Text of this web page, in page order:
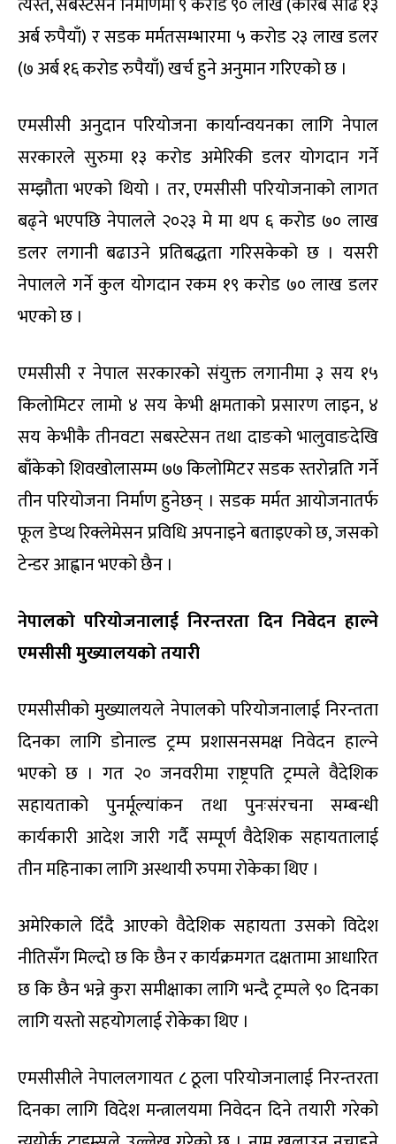
अर्ब रुपैयाँ) र सडक मर्मतसम्भारमा ५ करोड २३ लाख डलर
(७ अर्ब १६ करोड रुपैयाँ) खर्च हुने अनुमान गरिएको छ ।
एमसीसी अनुदान परियोजना कार्यान्वयनका लागि नेपाल
सरकारले सुरुमा १३ करोड अमेरिकी डलर योगदान गर्ने
सम्झौता भएको थियो । तर, एमसीसी परियोजनाको लागत
बढ्ने भएपछि नेपालले २०२३ मे मा थप ६ करोड ७० लाख
डलर लगानी बढाउने प्रतिबद्धता गरिसकेको छ । यसरी
नेपालले गर्ने कुल योगदान रकम १९ करोड ७० लाख डलर
भएको छ ।
एमसीसी र नेपाल सरकारको संयुक्त लगानीमा ३ सय १५
किलोमिटर लामो ४ सय केभी क्षमताको प्रसारण लाइन, ४
सय केभीकै तीनवटा सबस्टेसन तथा दाङको भालुवाङदेखि
बाँकेको शिवखोलासम्म ७७ किलोमिटर सडक स्तरोन्नति गर्ने
तीन परियोजना निर्माण हुनेछन् । सडक मर्मत आयोजनातर्फ
फूल डेप्थ रिक्लेमेसन प्रविधि अपनाइने बताइएको छ, जसको
टेन्डर आह्वान भएको छैन ।
नेपालको परियोजनालाई निरन्तरता दिन निवेदन हाल्ने
एमसीसी मुख्यालयको तयारी
एमसीसीको मुख्यालयले नेपालको परियोजनालाई निरन्तता
दिनका लागि डोनाल्ड ट्रम्प प्रशासनसमक्ष निवेदन हाल्ने
भएको छ । गत २० जनवरीमा राष्ट्रपति ट्रम्पले वैदेशिक
सहायताको पुनर्मूल्यांकन तथा पुनःसंरचना सम्बन्धी
कार्यकारी आदेश जारी गर्दै सम्पूर्ण वैदेशिक सहायतालाई
तीन महिनाका लागि अस्थायी रुपमा रोकेका थिए ।
अमेरिकाले दिँदै आएको वैदेशिक सहायता उसको विदेश
नीतिसँग मिल्दो छ कि छैन र कार्यक्रमगत दक्षतामा आधारित
छ कि छैन भन्ने कुरा समीक्षाका लागि भन्दै ट्रम्पले ९० दिनका
लागि यस्तो सहयोगलाई रोकेका थिए ।
एमसीसीले नेपाललगायत ८ ठूला परियोजनालाई निरन्तरता
दिनका लागि विदेश मन्त्रालयमा निवेदन दिने तयारी गरेको